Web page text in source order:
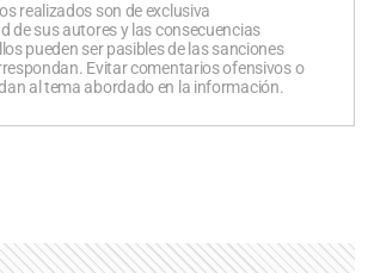
realizados son de exclusiva
de sus autores y las consecuencias
pueden ser pasibles de las sanciones
Evitar comentarios ofensivos o
al tema abordado en la información.